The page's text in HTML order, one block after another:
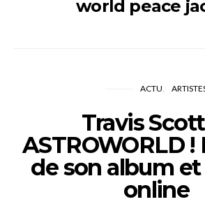
world peace
ACTU
Travis
ASTROWORLD !
de son album
online